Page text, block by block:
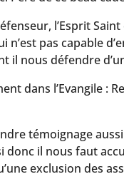
l’Esprit
pas capable
il nous défendre
dans l’Evangile :
témoignage
donc il nous faut
exclusion des